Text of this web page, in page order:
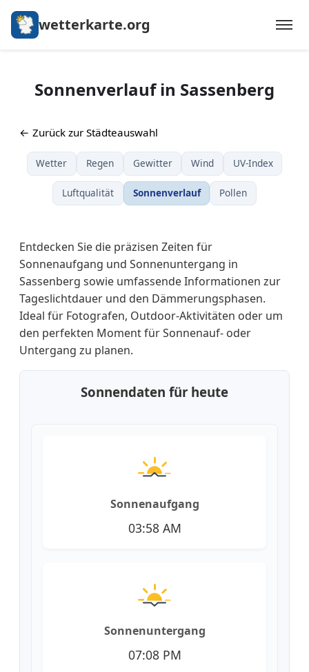
wetterkarte.org
Sonnenverlauf in Sassenberg
← Zurück zur Städteauswahl
Wetter Regen Gewitter Wind UV-Index
Luftqualität Sonnenverlauf Pollen
Entdecken Sie die präzisen Zeiten für
Sonnenaufgang und Sonnenuntergang in
Sassenberg sowie umfassende Informationen zur
Tageslichtdauer und den Dämmerungsphasen.
Ideal für Fotografen, Outdoor-Aktivitäten oder um
den perfekten Moment für Sonnenauf- oder
Untergang zu planen.
Sonnendaten für heute
Sonnenaufgang
03:58 AM
Sonnenuntergang
07:08 PM